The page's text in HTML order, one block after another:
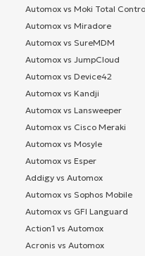
Automox vs Moki Total
Automox vs Miradore
Automox vs SureMDM
Automox vs JumpCloud
Automox vs Device42
Automox vs Kandji
Automox vs Lansweeper
Automox vs Cisco Meraki
Automox vs Mosyle
Automox vs Esper
Addigy vs Automox
Automox vs Sophos Mobile
Automox vs GFI Languard
Action1 vs Automox
Acronis vs Automox